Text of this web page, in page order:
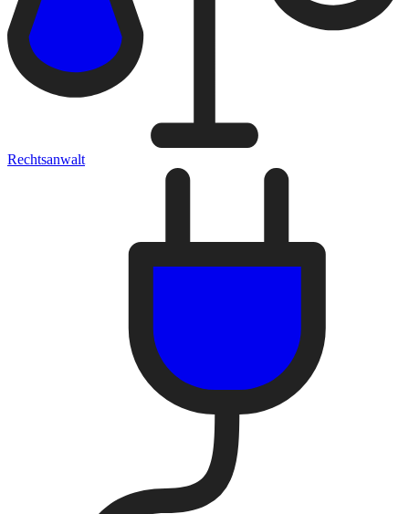
Rechtsanwalt